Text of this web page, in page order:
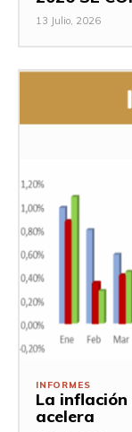
13 Julio, 2026
INFORMES
La
acelera